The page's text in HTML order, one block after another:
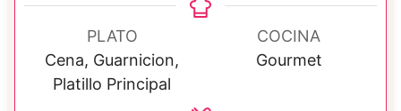
n
t
o
a
a
s
u
PLATO
Cena, Guarnicion,
Platillo Principal
COCINA
Gourmet